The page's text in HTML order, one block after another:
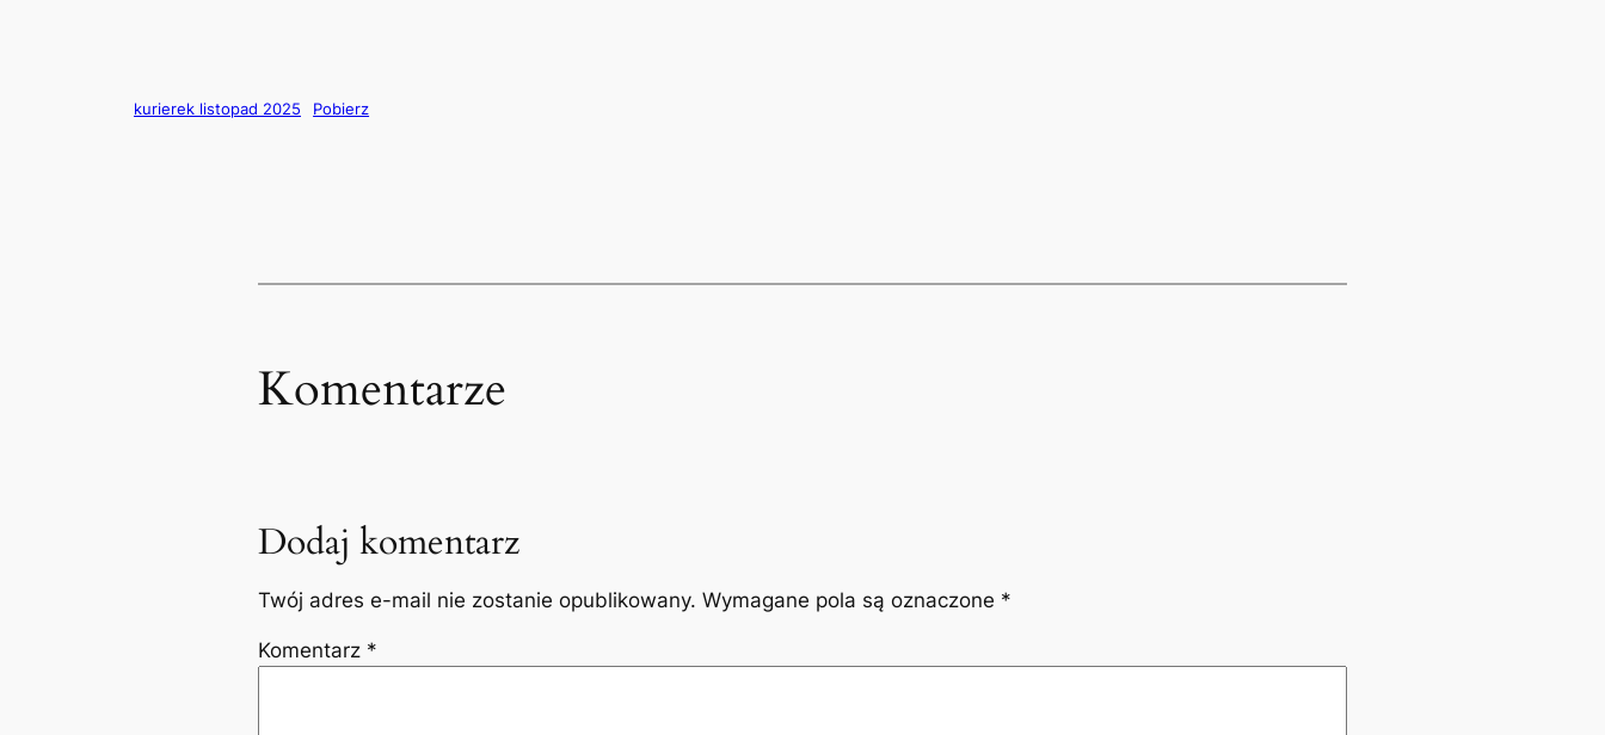
kurierek listopad 2025 Pobierz
Komentarze
Dodaj komentarz
Twój adres e-mail nie zostanie opublikowany. Wymagane pola są oznaczone *
Komentarz *